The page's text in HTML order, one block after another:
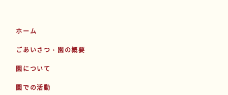
ホーム
ごあいさつ・園の概要
園について
園での活動